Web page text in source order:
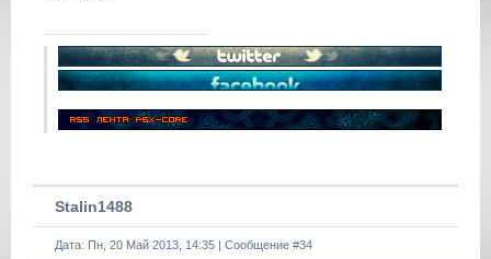
Stalin1488
Дата: Пн, 20 Май 2013, 14:35 | Сообщение #34